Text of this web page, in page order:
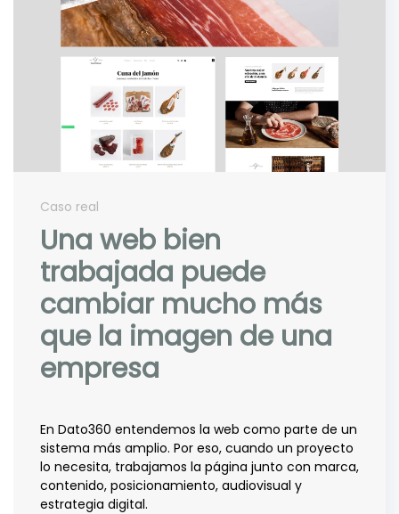
Caso real
Una web bien
trabajada puede
cambiar mucho más
que la imagen de una
empresa
En Dato360 entendemos la web como parte de un
sistema más amplio. Por eso, cuando un proyecto
lo necesita, trabajamos la página junto con marca,
contenido, posicionamiento, audiovisual y
estrategia digital.